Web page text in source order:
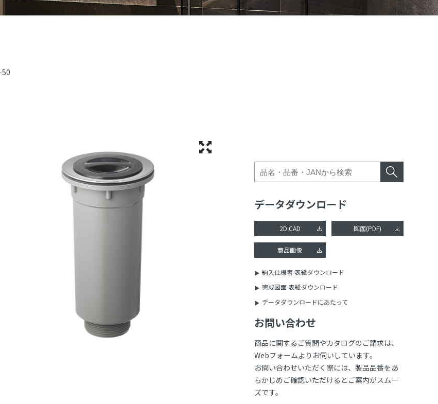
50
データダウンロード
2D CAD 図面(PDF)
商品画像
納入仕様書-表紙ダウンロード
完成図面-表紙ダウンロード
データダウンロードにあたって
お問い合わせ
商品に関するご質問やカタログのご請求は、
Webフォームよりお伺いしています。
お問い合わせいただく際には、製品品番をあ
らかじめご確認いただけるとご案内がスムー
ズです。